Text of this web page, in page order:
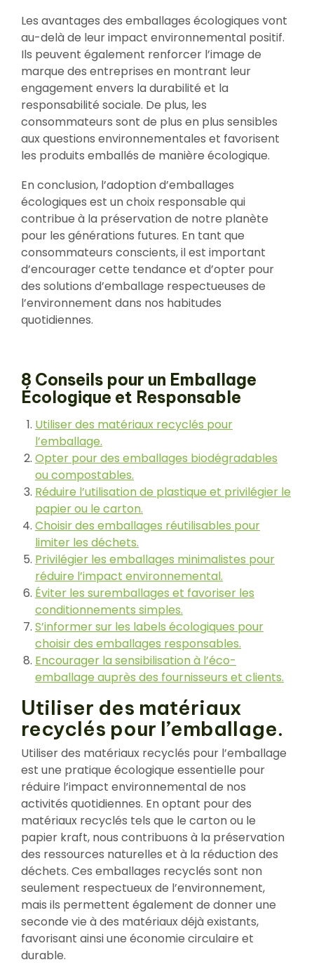
Les avantages des emballages écologiques vont
au-delà de leur impact environnemental positif.
Ils peuvent également renforcer l’image de
marque des entreprises en montrant leur
engagement envers la durabilité et la
responsabilité sociale. De plus, les
consommateurs sont de plus en plus sensibles
aux questions environnementales et favorisent
les produits emballés de manière écologique.
En conclusion, l’adoption d’emballages
écologiques est un choix responsable qui
contribue à la préservation de notre planète
pour les générations futures. En tant que
consommateurs conscients, il est important
d’encourager cette tendance et d’opter pour
des solutions d’emballage respectueuses de
l’environnement dans nos habitudes
quotidiennes.
8 Conseils pour un Emballage
Écologique et Responsable
Utiliser des matériaux recyclés pour
l’emballage.
Opter pour des emballages biodégradables
ou compostables.
Réduire l’utilisation de plastique et privilégier le
papier ou le carton.
Choisir des emballages réutilisables pour
limiter les déchets.
Privilégier les emballages minimalistes pour
réduire l’impact environnemental.
Éviter les suremballages et favoriser les
conditionnements simples.
S’informer sur les labels écologiques pour
choisir des emballages responsables.
Encourager la sensibilisation à l’éco-
emballage auprès des fournisseurs et clients.
Utiliser des matériaux
recyclés pour l’emballage.
Utiliser des matériaux recyclés pour l’emballage
est une pratique écologique essentielle pour
réduire l’impact environnemental de nos
activités quotidiennes. En optant pour des
matériaux recyclés tels que le carton ou le
papier kraft, nous contribuons à la préservation
des ressources naturelles et à la réduction des
déchets. Ces emballages recyclés sont non
seulement respectueux de l’environnement,
mais ils permettent également de donner une
seconde vie à des matériaux déjà existants,
favorisant ainsi une économie circulaire et
durable.